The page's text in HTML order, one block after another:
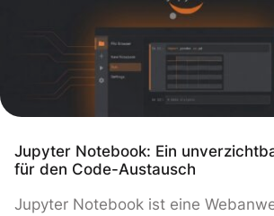
wie die erklärende Variable die
beeinflusst. Die Varianzanalyse
Jupyter Notebook: Ein
für den Code-Austausch
Jupyter Notebook ist eine